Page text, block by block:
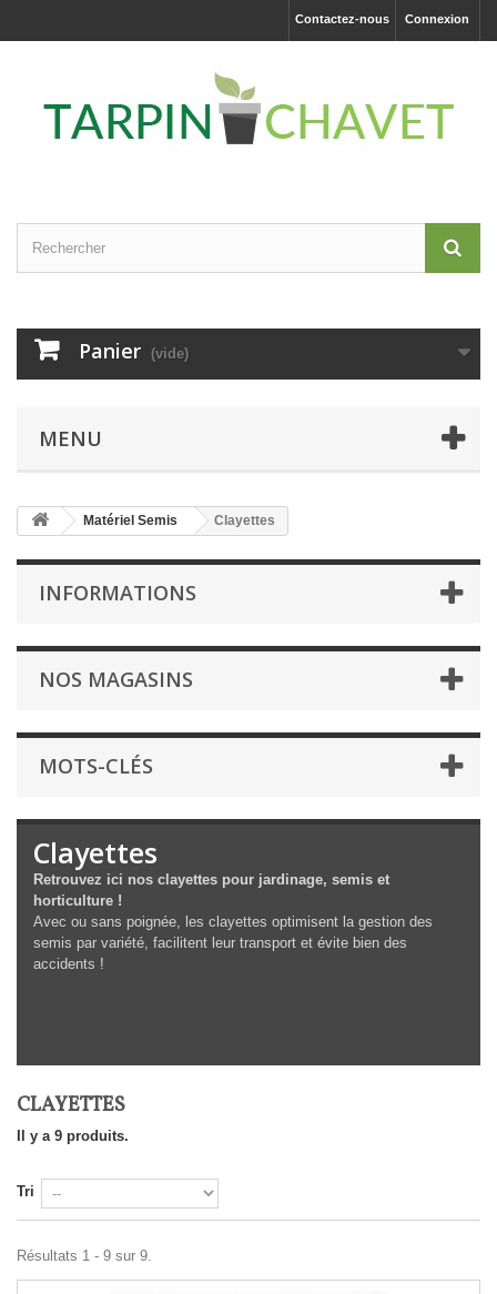
Connexion
Contactez-nous
Panier (vide)
MENU
Matériel Semis Clayettes
INFORMATIONS
NOS MAGASINS
MOTS-CLÉS
Clayettes
Retrouvez ici nos clayettes pour jardinage, semis et
horticulture !
Avec ou sans poignée, les clayettes optimisent la gestion des
semis par variété, facilitent leur transport et évite bien des
accidents !
CLAYETTES
Il y a 9 produits.
Tri
Résultats 1 - 9 sur 9.